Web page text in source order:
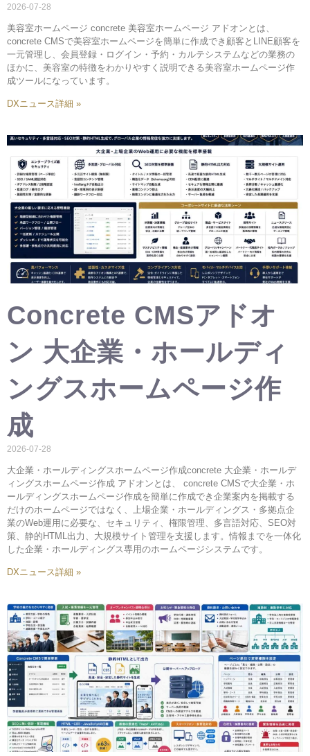
2026-07-28
美容室ホームページ concrete 美容室ホームページ アドオンとは、
concrete CMSで美容室ホームページを簡単に作成でき顧客とLINE顧客を
一元管理し、会員登録・ログイン・予約・カルテシステムなどの業務の
ほかに、美容室の特徴をわかりやすく説明できる美容室ホームページ作
成ツールになっています。
DXニュース詳細 »
Concrete CMSアドオ
ン 大企業・ホールディ
ングスホームページ作
成
2026-07-28
大企業・ホールディングスホームページ作成concrete 大企業・ホールデ
ィングスホームページ作成 アドオンとは、 concrete CMSで大企業・ホ
ールディングスホームページ作成を簡単に作成でき企業案内を掲載する
だけのホームページではなく、上場企業・ホールディングス・多拠点企
業のWeb運用に必要な、セキュリティ、権限管理、多言語対応、SEO対
策、静的HTML出力、大規模サイト管理を支援します。情報までを一体化
した企業・ホールディングス専用のホームページシステムです。
DXニュース詳細 »